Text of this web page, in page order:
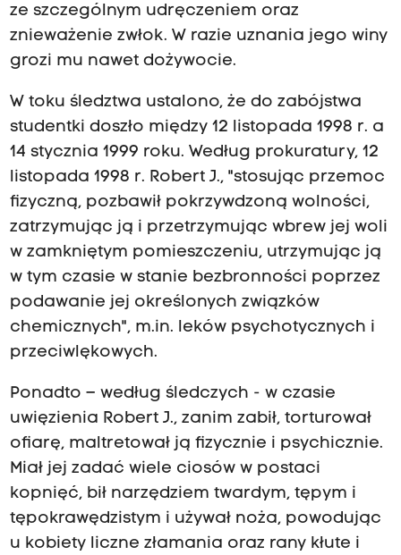
ze szczególnym udręczeniem oraz
znieważenie zwłok. W razie uznania jego winy
grozi mu nawet dożywocie.
W toku śledztwa ustalono, że do zabójstwa
studentki doszło między 12 listopada 1998 r. a
14 stycznia 1999 roku. Według prokuratury, 12
listopada 1998 r. Robert J., "stosując przemoc
fizyczną, pozbawił pokrzywdzoną wolności,
zatrzymując ją i przetrzymując wbrew jej woli
w zamkniętym pomieszczeniu, utrzymując ją
w tym czasie w stanie bezbronności poprzez
podawanie jej określonych związków
chemicznych", m.in. leków psychotycznych i
przeciwlękowych.
Ponadto – według śledczych - w czasie
uwięzienia Robert J., zanim zabił, torturował
ofiarę, maltretował ją fizycznie i psychicznie.
Miał jej zadać wiele ciosów w postaci
kopnięć, bił narzędziem twardym, tępym i
tępokrawędzistym i używał noża, powodując
u kobiety liczne złamania oraz rany kłute i